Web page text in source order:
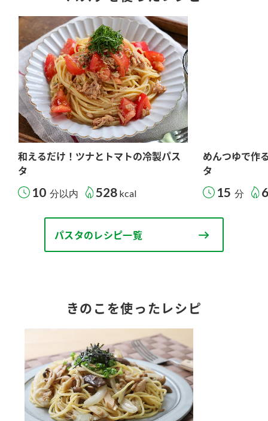
和えるだけ！ツナとトマトの冷製パス
タ
10 分以内 528 kcal
めんつゆで作
タ
15 分
パスタのレシピ一覧
きのこを使ったレシピ